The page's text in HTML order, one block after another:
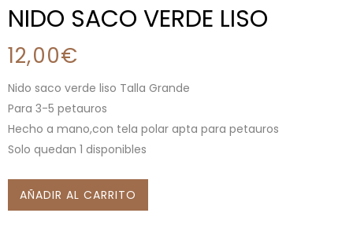
NIDO SACO VERDE LISO
12,00€
Nido saco verde liso Talla Grande
Para 3-5 petauros
Hecho a mano,con tela polar apta para petauros
Solo quedan 1 disponibles
AÑADIR AL CARRITO